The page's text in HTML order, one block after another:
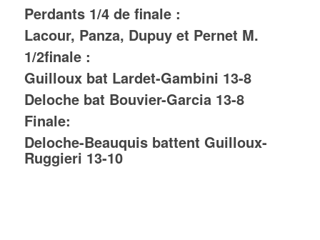
Perdants 1/4 de finale :
Lacour, Panza, Dupuy et Pernet M.
1/2finale :
Guilloux bat Lardet-Gambini 13-8
Deloche bat Bouvier-Garcia 13-8
Finale:
Deloche-Beauquis battent Guilloux-
Ruggieri 13-10